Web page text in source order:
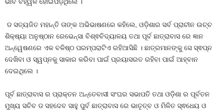
ଡ ସତ୍ୟଜିତ ମହାନ୍ତି ତାଙ୍କ ଅଭିଭାଷଣରେ କହିଲେ, ଓଡ଼ିଶାର ସର୍ବ ପ୍ରାଚୀନ ଉଚ୍ଚ
ଶିକ୍ଷ୍ୟା ଅନୁଷ୍ଠାନ ରେଭେନ୍ସା ବିଶ୍ଵବିଦ୍ୟାଳୟ ତଥା ପୂର୍ବ ଛାତ୍ରାବାସ ରେ ଜ୍ଞାନ
ଅନ୍ୱେଷଣରେ ଏକ ବଳିଷ୍ଠ ପରମ୍ପରାଟିଏ ରହିଆସିଛି । ଛାତ୍ରମାନଙ୍କୁ ସେ ସ୍ଵପ୍ନ
ଦେଖିବା ଓ ସ୍ୱପ୍ନକୁ ସାକାର କରିବା ପାଇଁ ପ୍ରୟାସରତ ରହିବା ପାଇଁ ଆହ୍ବାନ
ଦେଇଥିଲେ ।
ପୂର୍ବ ଛାତ୍ରାବାସ ର ପ୍ରାକ୍ତନ ଅନ୍ତେବାସୀ ସଂଘର ସଭାପତି ତଥା ଓଡ଼ିଶା ର ପୂର୍ବତନ
ମୁଖ୍ୟ ସଚିବ ଡ ସହଦେବ ସାହୁ ପୁର୍ବ ଛାତ୍ରାବାସ ରେ ଭାତୃତ୍ବ ଓ ମିଳିତ ସ୍ଵଧେୟ ଓ